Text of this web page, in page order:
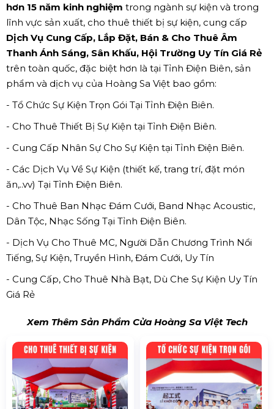
hơn 15 năm kinh nghiệm trong ngành sự kiện và trong
lĩnh vực sản xuất, cho thuê thiết bị sự kiện, cung cấp
Dịch Vụ Cung Cấp, Lắp Đặt, Bán & Cho Thuê Âm
Thanh Ánh Sáng, Sân Khấu, Hội Trường Uy Tín Giá Rẻ
trên toàn quốc, đặc biệt hơn là tại Tỉnh Điện Biên, sản
phẩm và dịch vụ của Hoàng Sa Việt bao gồm:
- Tổ Chức Sự Kiện Trọn Gói Tại Tỉnh Điện Biên.
- Cho Thuê Thiết Bị Sự Kiện tại Tỉnh Điện Biên.
- Cung Cấp Nhân Sự Cho Sự Kiện tại Tỉnh Điện Biên.
- Các Dịch Vụ Về Sự Kiện (thiết kế, trang trí, đặt món
ăn,..vv) Tại Tỉnh Điện Biên.
- Cho Thuê Ban Nhạc Đám Cưới, Band Nhạc Acoustic,
Dân Tộc, Nhạc Sống Tại Tỉnh Điện Biên.
- Dịch Vụ Cho Thuê MC, Người Dẫn Chương Trình Nổi
Tiếng, Sự Kiện, Truyền Hình, Đám Cưới, Uy Tín
- Cung Cấp, Cho Thuê Nhà Bạt, Dù Che Sự Kiện Uy Tín
Giá Rẻ
Xem Thêm Sản Phẩm Cửa Hoàng Sa Việt Tech